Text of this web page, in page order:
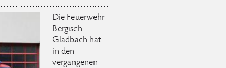
Die Feuerwehr
Bergisch
Gladbach hat
in den
vergangenen